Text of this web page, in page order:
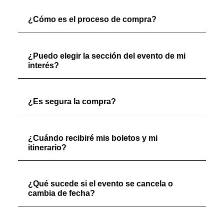
¿Cómo es el proceso de compra?
¿Puedo elegir la sección del evento de mi
interés?
¿Es segura la compra?
¿Cuándo recibiré mis boletos y mi
itinerario?
¿Qué sucede si el evento se cancela o
cambia de fecha?